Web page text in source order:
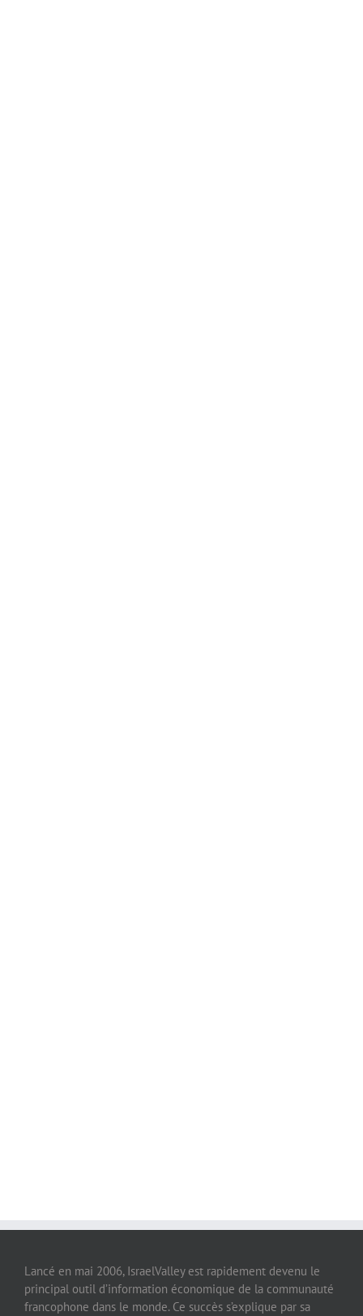
Lancé en mai 2006, IsraelValley est rapidement devenu le
principal outil d’information économique de la communauté
francophone dans le monde. Ce succès s’explique par sa